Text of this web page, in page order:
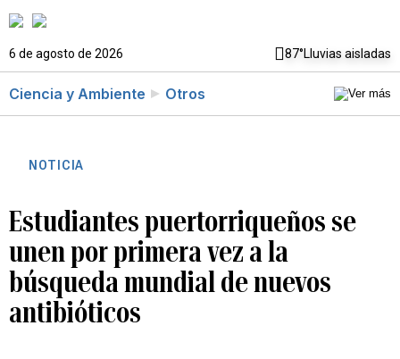
6 de agosto de 2026 87°Lluvias aisladas
Ciencia y Ambiente Otros
NOTICIA
Estudiantes puertorriqueños se
unen por primera vez a la
búsqueda mundial de nuevos
antibióticos